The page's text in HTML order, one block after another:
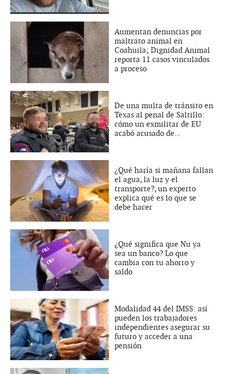
Aumentan denuncias por
maltrato animal en
Coahuila; Dignidad Animal
reporta 11 casos vinculados
a proceso
De una multa de tránsito en
Texas al penal de Saltillo:
cómo un exmilitar de EU
acabó acusado de...
¿Qué haría si mañana fallan
el agua, la luz y el
transporte?, un experto
explica qué es lo que se
debe hacer
¿Qué significa que Nu ya
sea un banco? Lo que
cambia con tu ahorro y
saldo
Modalidad 44 del IMSS: así
pueden los trabajadores
independientes asegurar su
futuro y acceder a una
pensión